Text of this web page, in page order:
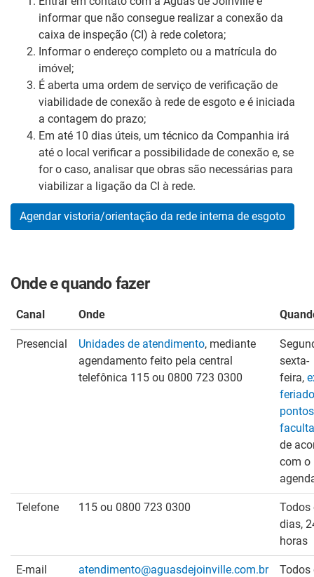
informar que não consegue realizar a conexão da
caixa de inspeção (CI) à rede coletora;
Informar o endereço completo ou a matrícula do
imóvel;
É aberta uma ordem de serviço de verificação de
viabilidade de conexão à rede de esgoto e é iniciada
a contagem do prazo;
Em até 10 dias úteis, um técnico da Companhia irá
até o local verificar a possibilidade de conexão e, se
for o caso, analisar que obras são necessárias para
viabilizar a ligação da CI à rede.
Agendar vistoria/orientação da rede interna de esgoto
Onde e quando fazer
Canal Onde
Presencial Unidades de atendimento, mediante
agendamento feito pela central
telefônica 115 ou 0800 723 0300
sexta-
feira,
pontos
de
com o
Telefone 115 ou 0800 723 0300
Todos
dias,
horas
E-mail atendimento@aguasdejoinville.com.br
Todos